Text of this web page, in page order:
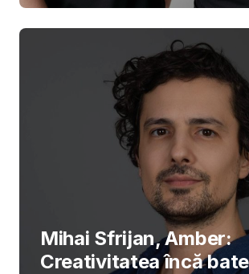
Mihai Sfrijan, Amber:
Creativitatea încă